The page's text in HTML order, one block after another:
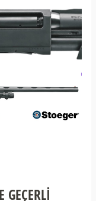
GEÇERLİ